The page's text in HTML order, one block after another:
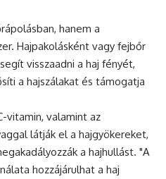
hanem a
Hajpakolásként vagy fejbőr
visszaadni a haj fényét,
a hajszálakat és támogatja
vitamin, valamint az
látják el a hajgyökereket,
a hajhullást. "A
hozzájárulhat a haj